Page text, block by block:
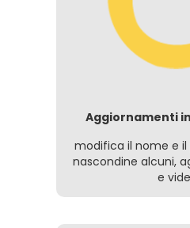
Aggiornamenti
modifica il nome e il
nascondine alcuni,
e